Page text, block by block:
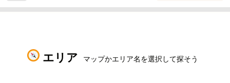
エリア マップかエリア名を選択して探そう